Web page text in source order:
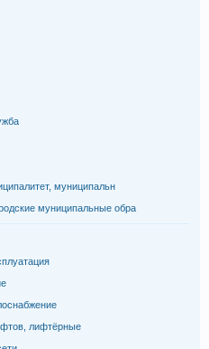
муниципальн
муниципальные обра
лифтёрные